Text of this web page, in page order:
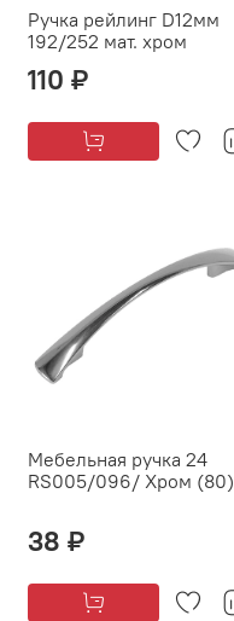
Ручка рейлинг D12мм
192/252 мат. хром
110 ₽
Мебельная ручка 24
RS005/096/ Хром (80)
38 ₽